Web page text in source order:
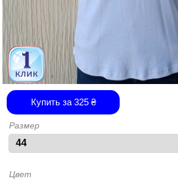
Купить за 325₴
Размер
Цвет